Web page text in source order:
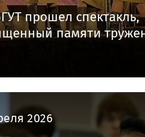
прошел спектакль,
памяти
2026